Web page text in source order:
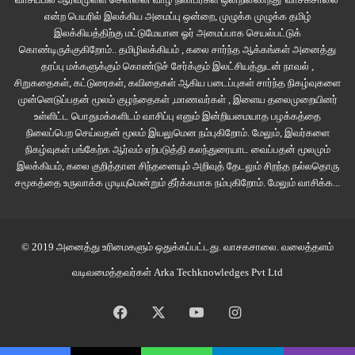
கிஃப்ட்… அதாவது, பிறந்தநாள் பரிசு… வணக்கம்’’ என்று கூட்டத்தை நோக்கி
வணங்கினார்.
கைதட்டல் அடங்க நீண்ட நேரமானது.
பின்னர் கிங்விங்சன், நிலாமதி சந்திரன், கம்பீரன் என ஒவ்வொருவராக மேடையில்
ஏறி அரசிக்குப் பரிசு அளித்தார்கள். அதனைத் தொடர்ந்து பிரபுக்கள், உயர்
அதிகாரிகள் அளித்தார்கள்.
பெண்ணை மதிக்க ஆரம்பித்தால் பிரஜைகளும் மதிக்க ஆரம்பிப்பார்கள். அரசர்
என்ற பெயரில் இலக்கிய அமைப்பு ஒன்றை, முழுக்க முழுக்க தமிழ்
இலக்கியத்திற்கு மட்டுமேயான ஓர் அமைப்பாக செயல்பட்டுக்
கொண்டிருக்குகிறோம்.. தமிழிலக்கியம் , கலை சார்ந்த ஆக்கங்கள் அனைத்து
தரப்பு மக்களுக்கும் கொண்டுச் சேர்க்கும் இலட்சியத்துடன் நாவல் ,
சிறுகதைகள், கட்டுரைகள், கவிதைகள் ஆகிய படைப்புகள் சார்ந்த நிகழ்வுகளை
முன்னெடுப்பதன் மூலம் குழந்தைகள் ,மாணவர்கள் , இளைய தலைமுறையினர்
உள்ளிட்ட பொதுமக்களிடம் வாசிப்பு எனும் இன்றியமையாத பழக்கத்தை
நிலைப்பெற செய்வதன் மூலம் இயலுமென நம்புகிறோம். மேலும், இவர்களை
நிகழ்வுகள் பங்கேற்க ஆர்வம் ஏற்படுத்தி கலந்துரையாட வைப்பதன் மூலமும்
இலக்கியம், கலை குறித்தான சிந்தனையும் அறிவுத் தேடலும் சிறந்த நல்லதொரு
சமூகத்தை உருவாக்க முடியுமென்றும் தீர்க்கமாக நம்புகிறோம். மேலும் வாசிக்க...
© 2019 அனைத்து உரிமைகளும் ஒதுக்கப்பட்டது. வாசகசாலை. வலைத்தளம்
வடிவமைத்தவர்கள் Arka Techknowledges Pvt Ltd
Facebook YouTubeInstagram